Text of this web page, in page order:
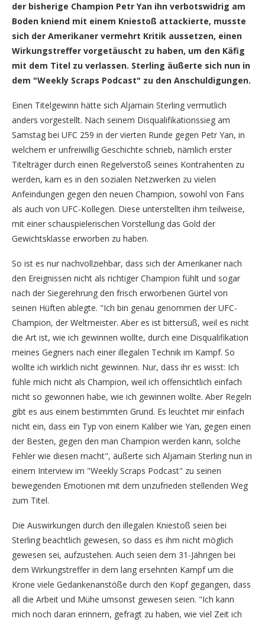
der bisherige Champion Petr Yan ihn verbotswidrig am
Boden kniend mit einem Kniestoß attackierte, musste
sich der Amerikaner vermehrt Kritik aussetzen, einen
Wirkungstreffer vorgetäuscht zu haben, um den Käfig
mit dem Titel zu verlassen. Sterling äußerte sich nun in
dem "Weekly Scraps Podcast" zu den Anschuldigungen.
Einen Titelgewinn hätte sich Aljamain Sterling vermutlich
anders vorgestellt. Nach seinem Disqualifikationssieg am
Samstag bei UFC 259 in der vierten Runde gegen Petr Yan, in
welchem er unfreiwillig Geschichte schrieb, nämlich erster
Titelträger durch einen Regelverstoß seines Kontrahenten zu
werden, kam es in den sozialen Netzwerken zu vielen
Anfeindungen gegen den neuen Champion, sowohl von Fans
als auch von UFC-Kollegen. Diese unterstellten ihm teilweise,
mit einer schauspielerischen Vorstellung das Gold der
Gewichtsklasse erworben zu haben.
So ist es nur nachvollziehbar, dass sich der Amerikaner nach
den Ereignissen nicht als richtiger Champion fühlt und sogar
nach der Siegerehrung den frisch erworbenen Gürtel von
seinen Hüften ablegte. "Ich bin genau genommen der UFC-
Champion, der Weltmeister. Aber es ist bittersüß, weil es nicht
die Art ist, wie ich gewinnen wollte, durch eine Disqualifikation
meines Gegners nach einer illegalen Technik im Kampf. So
wollte ich wirklich nicht gewinnen. Nur, dass ihr es wisst: Ich
fühle mich nicht als Champion, weil ich offensichtlich einfach
nicht so gewonnen habe, wie ich gewinnen wollte. Aber Regeln
gibt es aus einem bestimmten Grund. Es leuchtet mir einfach
nicht ein, dass ein Typ von einem Kaliber wie Yan, gegen einen
der Besten, gegen den man Champion werden kann, solche
Fehler wie diesen macht", äußerte sich Aljamain Sterling nun in
einem Interview im "Weekly Scraps Podcast" zu seinen
bewegenden Emotionen mit dem unzufrieden stellenden Weg
zum Titel.
Die Auswirkungen durch den illegalen Kniestoß seien bei
Sterling beachtlich gewesen, so dass es ihm nicht möglich
gewesen sei, aufzustehen. Auch seien dem 31-Jährigen bei
dem Wirkungstreffer in dem lang ersehnten Kampf um die
Krone viele Gedankenanstöße durch den Kopf gegangen, dass
all die Arbeit und Mühe umsonst gewesen seien. "Ich kann
mich noch daran erinnern, gefragt zu haben, wie viel Zeit ich